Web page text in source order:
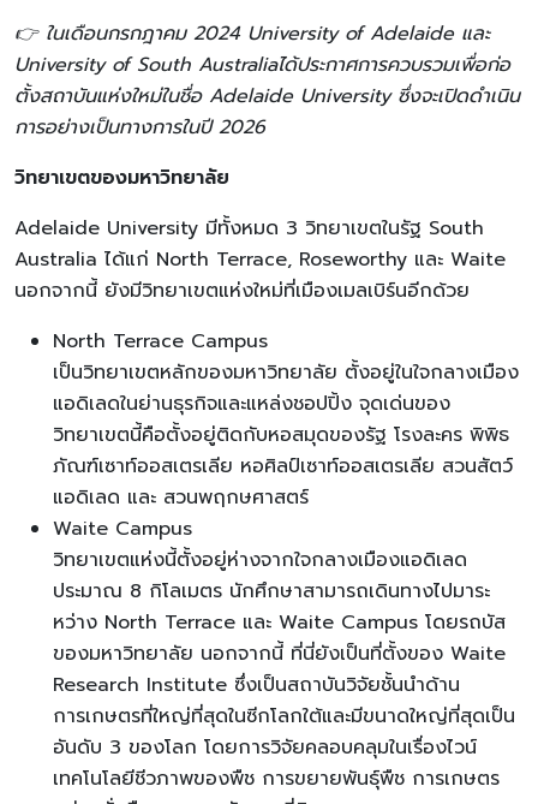
👉 ในเดือนกรกฎาคม 2024 University of Adelaide และ
University of South Australiaได้ประกาศการควบรวมเพื่อก่อ
ตั้งสถาบันแห่งใหม่ในชื่อ Adelaide University ซึ่งจะเปิดดำเนิน
การอย่างเป็นทางการในปี 2026
วิทยาเขตของมหาวิทยาลัย
Adelaide University มีทั้งหมด 3 วิทยาเขตในรัฐ South
Australia ได้แก่ North Terrace, Roseworthy และ Waite
นอกจากนี้ ยังมีวิทยาเขตแห่งใหม่ที่เมืองเมลเบิร์นอีกด้วย
North Terrace Campus
เป็นวิทยาเขตหลักของมหาวิทยาลัย ตั้งอยู่ในใจกลางเมือง
แอดิเลดในย่านธุรกิจและแหล่งชอปปิ้ง จุดเด่นของ
วิทยาเขตนี้คือตั้งอยู่ติดกับหอสมุดของรัฐ โรงละคร พิพิธ
ภัณฑ์เซาท์ออสเตรเลีย หอศิลป์เซาท์ออสเตรเลีย สวนสัตว์
แอดิเลด และ สวนพฤกษศาสตร์
Waite Campus
วิทยาเขตแห่งนี้ตั้งอยู่ห่างจากใจกลางเมืองแอดิเลด
ประมาณ 8 กิโลเมตร นักศึกษาสามารถเดินทางไปมาระ
หว่าง North Terrace และ Waite Campus โดยรถบัส
ของมหาวิทยาลัย นอกจากนี้ ที่นี่ยังเป็นที่ตั้งของ Waite
Research Institute ซึ่งเป็นสถาบันวิจัยชั้นนำด้าน
การเกษตรที่ใหญ่ที่สุดในซีกโลกใต้และมีขนาดใหญ่ที่สุดเป็น
อันดับ 3 ของโลก โดยการวิจัยคลอบคลุมในเรื่องไวน์
เทคโนโลยีชีวภาพของพืช การขยายพันธุ์พืช การเกษตร